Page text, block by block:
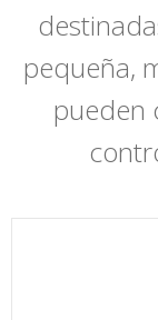
pequeña,
pueden